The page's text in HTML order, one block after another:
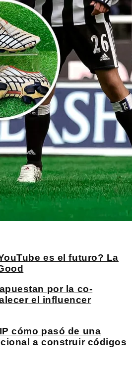
es el futuro? La
por la co-
el influencer
cómo pasó de una
a construir códigos